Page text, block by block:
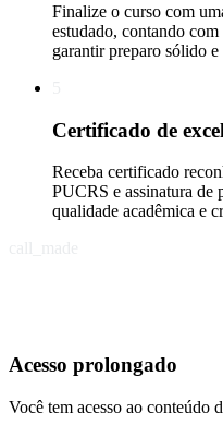
Finalize o curso com
estudado, contando
garantir preparo sólido e
Certificado de
Receba certificado
PUCRS e assinatura de
qualidade acadêmica e
Acesso prolongado
Você tem acesso ao conteúdo